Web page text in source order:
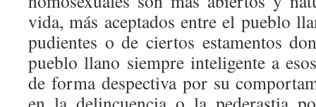
vida, más aceptados entre el pueblo
pudientes o de ciertos estamentos
pueblo llano siempre inteligente a
de forma despectiva por su